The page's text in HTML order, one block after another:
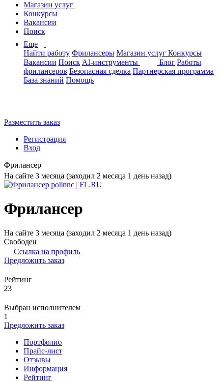
Магазин услуг
Конкурсы
Вакансии
Поиск
Еще
Найти работу Фрилансеры Магазин услуг Конкурсы
Вакансии Поиск AI-инструменты Блог Работы
фрилансеров Безопасная сделка Партнерская программа
База знаний Помощь
Разместить заказ
Регистрация
Вход
Фрилансер
На сайте 3 месяца (заходил 2 месяца 1 день назад)
Фрилансер
На сайте 3 месяца (заходил 2 месяца 1 день назад)
Свободен
Ссылка на профиль
Предложить заказ
Рейтинг
23
Выбран исполнителем
1
Предложить заказ
Портфолио
Прайс-лист
Отзывы
Информация
Рейтинг